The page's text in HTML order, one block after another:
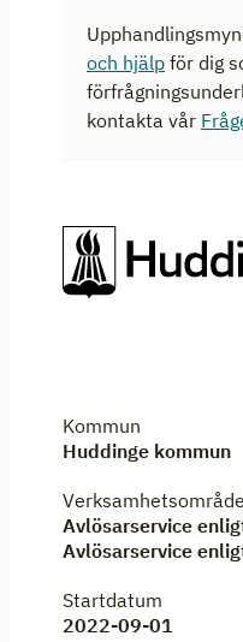
och hjälp för dig
kontakta vår
Kommun
Huddinge kommun
Verksamhetsområde
Avlösarservice
Avlösarservice
Startdatum
2022-09-01